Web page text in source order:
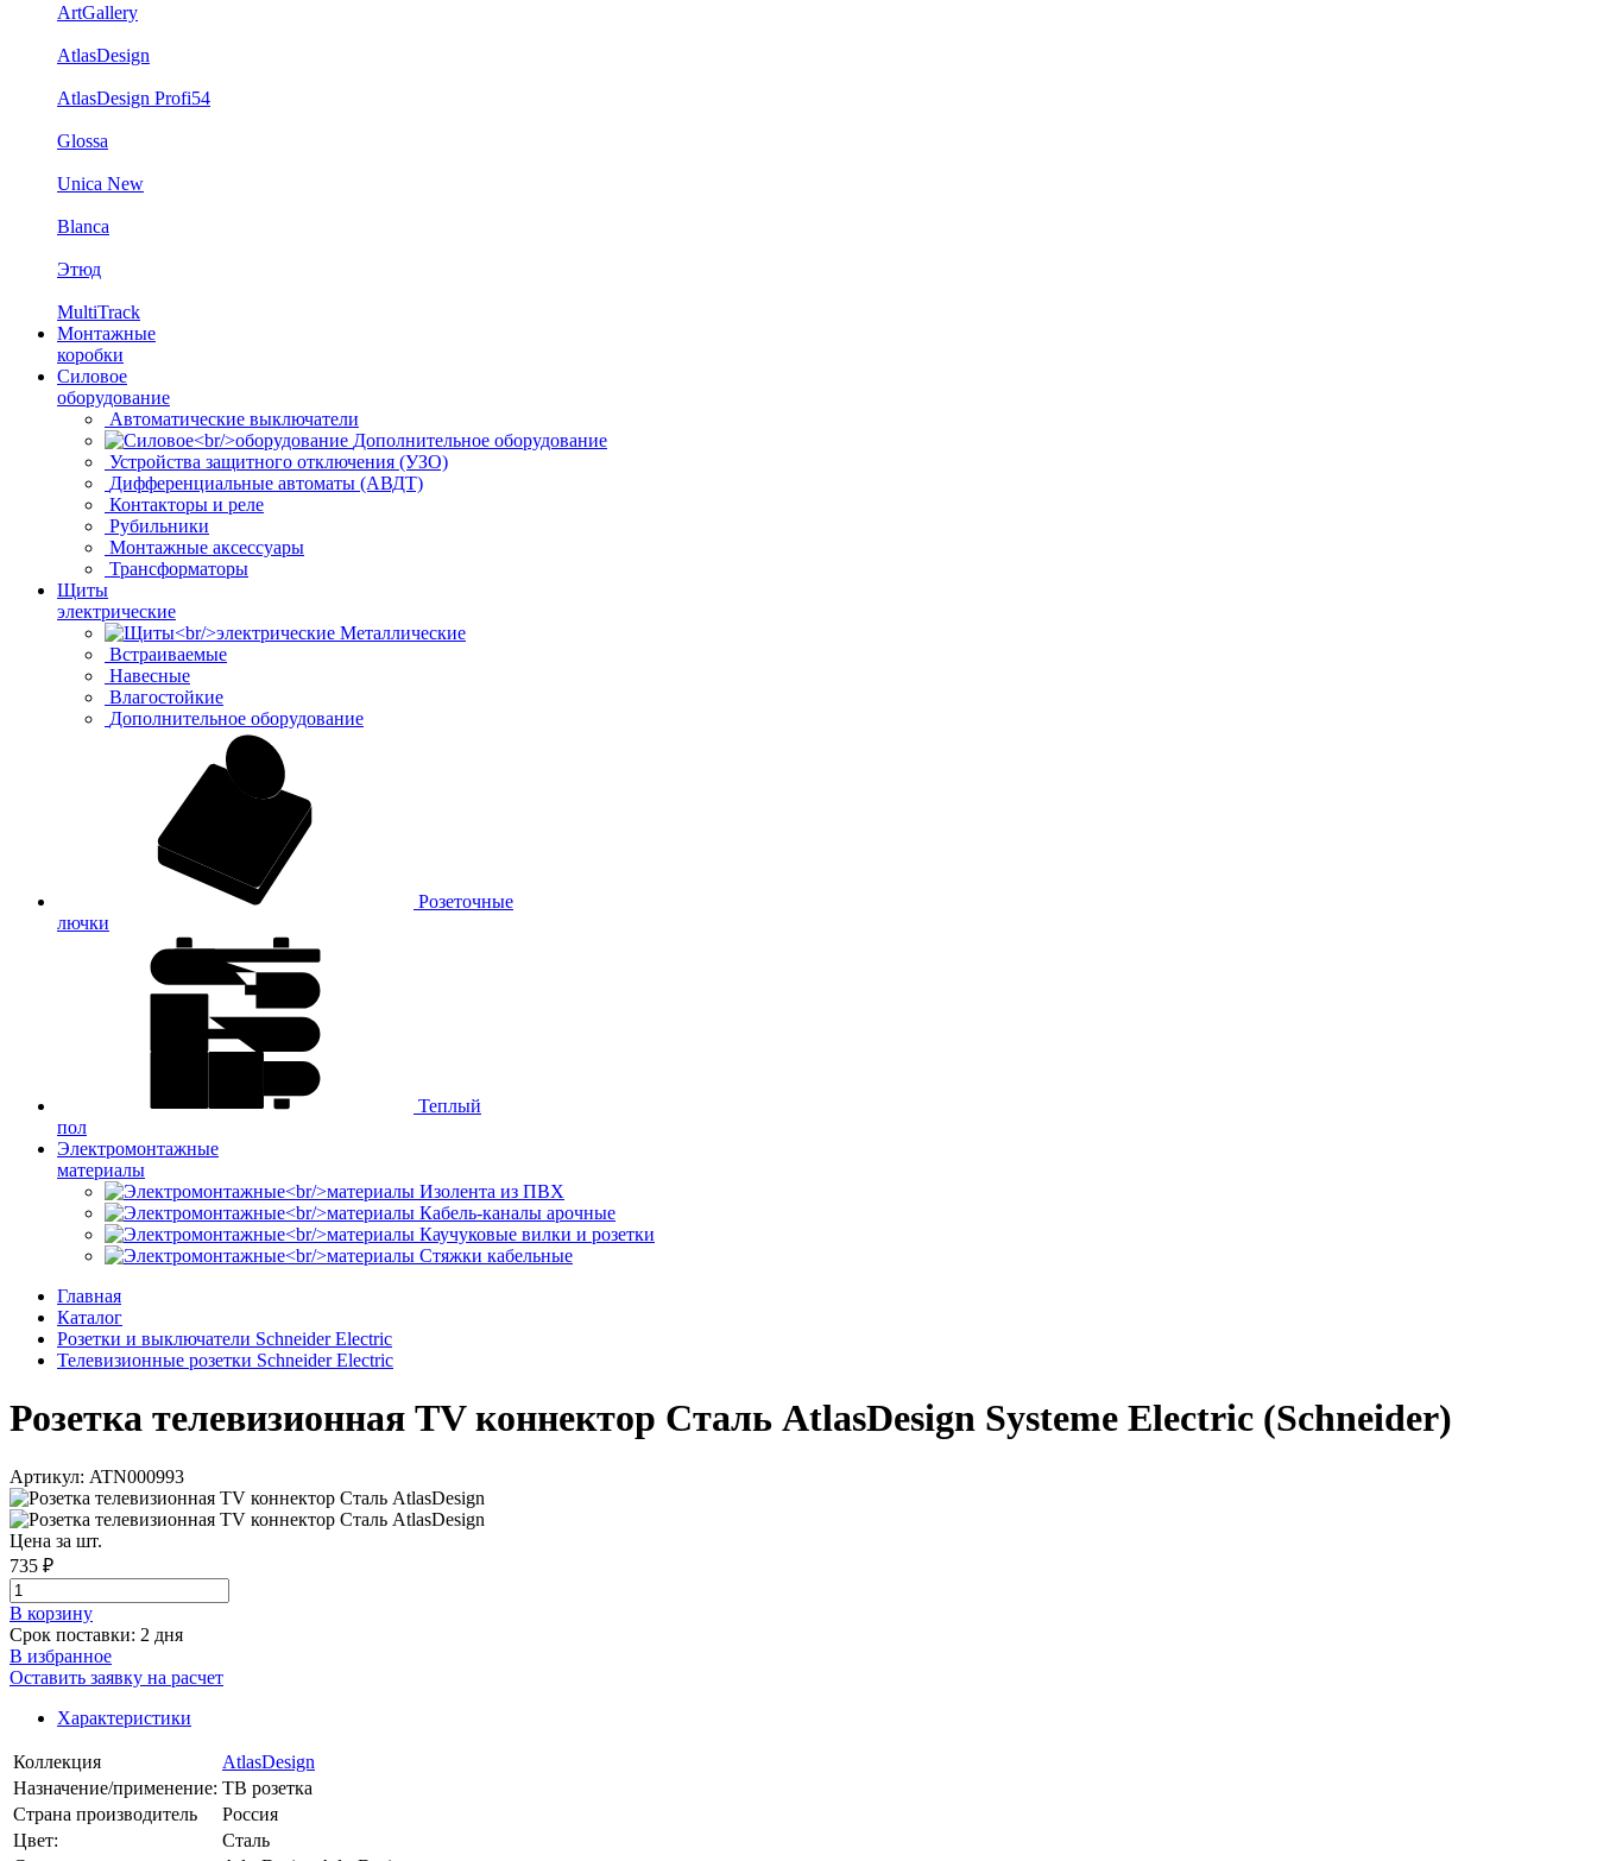
ArtGallery
AtlasDesign
AtlasDesign Profi54
Glossa
Unica New
Blanca
Этюд
MultiTrack
Монтажные
коробки
Силовое
оборудование
Автоматические выключатели
Дополнительное оборудование
Устройства защитного отключения (УЗО)
Дифференциальные автоматы (АВДТ)
Контакторы и реле
Рубильники
Монтажные аксессуары
Трансформаторы
Щиты
электрические
Металлические
Встраиваемые
Навесные
Влагостойкие
Дополнительное оборудование
Розеточные
лючки
Теплый
пол
Электромонтажные
материалы
Изолента из ПВХ
Кабель-каналы арочные
Каучуковые вилки и розетки
Стяжки кабельные
Главная
Каталог
Розетки и выключатели Schneider Electric
Телевизионные розетки Schneider Electric
Розетка телевизионная TV коннектор Сталь AtlasDesign Systeme Electric (Schneider)
Артикул: ATN000993
Цена за шт.
735 ₽
В корзинy
Срок поставки: 2 дня
В избранное
Оставить заявку на расчет
Характеристики
Коллекция
AtlasDesign
Назначение/применение: ТВ розетка
Страна производитель
Россия
Цвет:
Сталь